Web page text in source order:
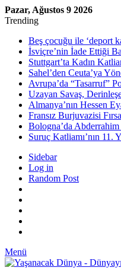
Pazar, Ağustos 9 2026
Trending
Beş çocuğu ile ‘deport
İsviçre’nin İade Ettiği
Stuttgart’ta Kadın
Sahel’den Ceuta’ya
Avrupa’da “Tasarruf”
Uzayan Savaş,
Almanya’nın Hessen
Fransız Burjuvazisi
Bologna’da
Suruç Katliamı’nın 11.
Sidebar
Log in
Random Post
Menü